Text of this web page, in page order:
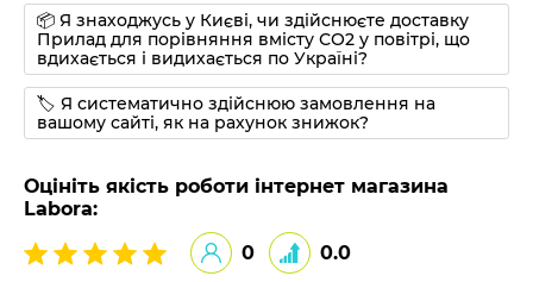
📦 Я знаходжусь у Києві, чи здійснюєте доставку
Прилад для порівняння вмісту СО2 у повітрі, що
вдихається і видихається по Україні?
🏷 Я систематично здійснюю замовлення на
вашому сайті, як на рахунок знижок?
Оцініть якість роботи інтернет магазина
Labora:
0
0.0